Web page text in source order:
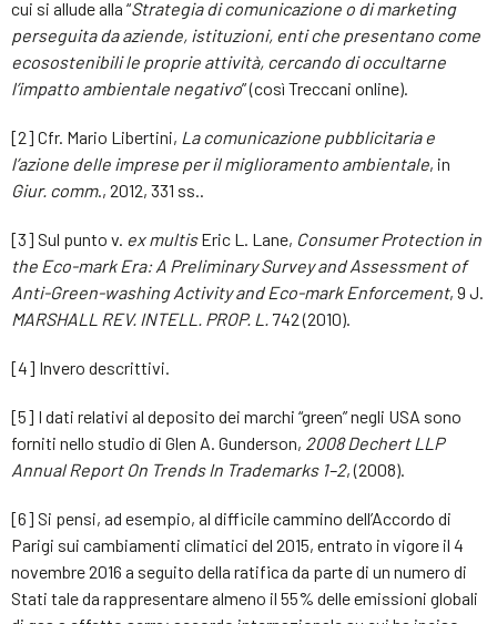
cui si allude alla “Strategia di comunicazione o di marketing
perseguita da aziende, istituzioni, enti che presentano come
ecosostenibili le proprie attività, cercando di occultarne
l’impatto ambientale negativo” (così Treccani online).
[2] Cfr. Mario Libertini, La comunicazione pubblicitaria e
l’azione delle imprese per il miglioramento ambientale, in
Giur. comm., 2012, 331 ss..
[3] Sul punto v. ex multisEric L. Lane, Consumer Protection in
the Eco-mark Era: A Preliminary Survey and Assessment of
Anti-Green-washing Activity and Eco-mark Enforcement, 9 J.
MARSHALL REV. INTELL. PROP. L. 742 (2010).
[4] Invero descrittivi.
[5] I dati relativi al deposito dei marchi “green” negli USA sono
forniti nello studio di Glen A. Gunderson, 2008 Dechert LLP
Annual Report On Trends In Trademarks 1–2, (2008).
[6] Si pensi, ad esempio, al difficile cammino dell’Accordo di
Parigi sui cambiamenti climatici del 2015, entrato in vigore il 4
novembre 2016 a seguito della ratifica da parte di un numero di
Stati tale da rappresentare almeno il 55% delle emissioni globali